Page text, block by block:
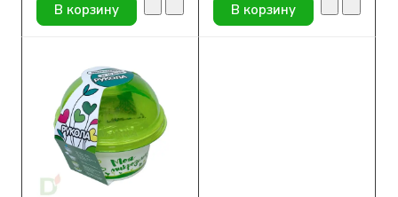
В корзину В корзину